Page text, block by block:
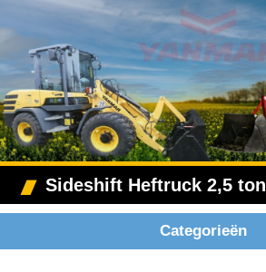
Sideshift Heftruck 2,5 ton
Categorieën